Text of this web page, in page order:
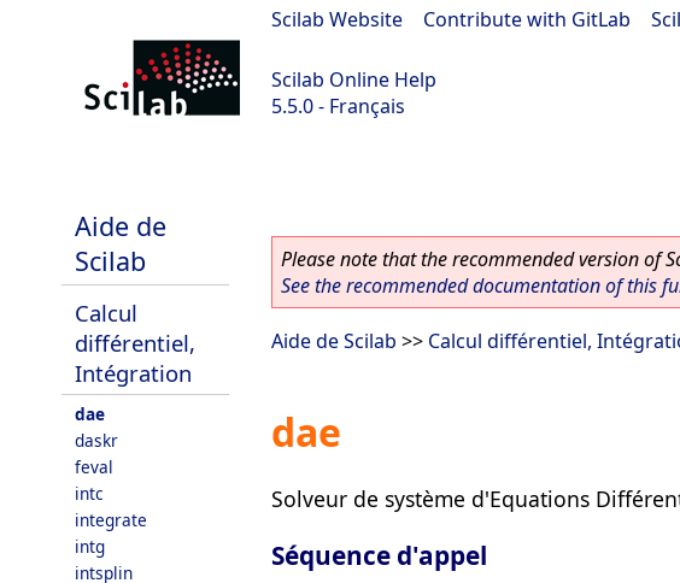
Scilab Website Contribute with GitLab
Scilab Online Help
5.5.0 - Français
Aide de
Scilab
Calcul
différentiel,
Intégration
dae
daskr
feval
intc
integrate
intg
intsplin
Please note that the recommended version of
See the recommended documentation of this
Aide de Scilab >> Calcul différentiel,
dae
Solveur de système d'Equations
Séquence d'appel